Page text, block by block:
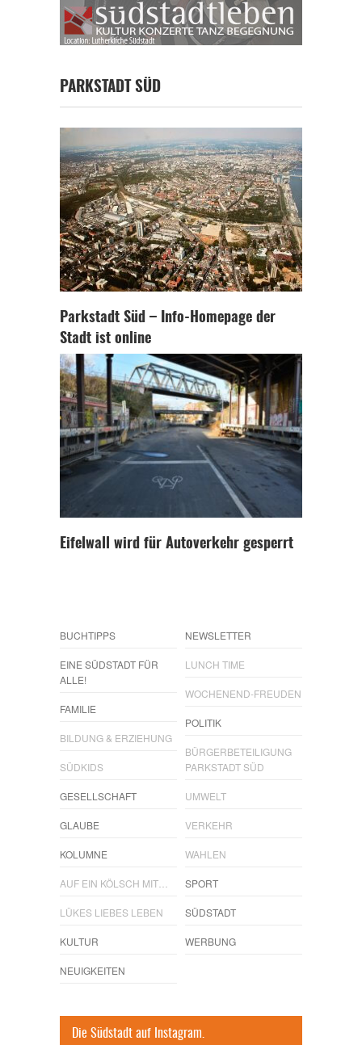
PARKSTADT SÜD
Parkstadt Süd – Info-Homepage der
Stadt ist online
Eifelwall wird für Autoverkehr gesperrt
BUCHTIPPS
EINE SÜDSTADT FÜR
ALLE!
FAMILIE
BILDUNG & ERZIEHUNG
SÜDKIDS
GESELLSCHAFT
GLAUBE
KOLUMNE
AUF EIN KÖLSCH MIT…
LÜKES LIEBES LEBEN
KULTUR
NEUIGKEITEN
NEWSLETTER
LUNCH TIME
WOCHENEND-FREUDEN
POLITIK
BÜRGERBETEILIGUNG
PARKSTADT SÜD
UMWELT
VERKEHR
WAHLEN
SPORT
SÜDSTADT
WERBUNG
Die Südstadt auf Instagram.